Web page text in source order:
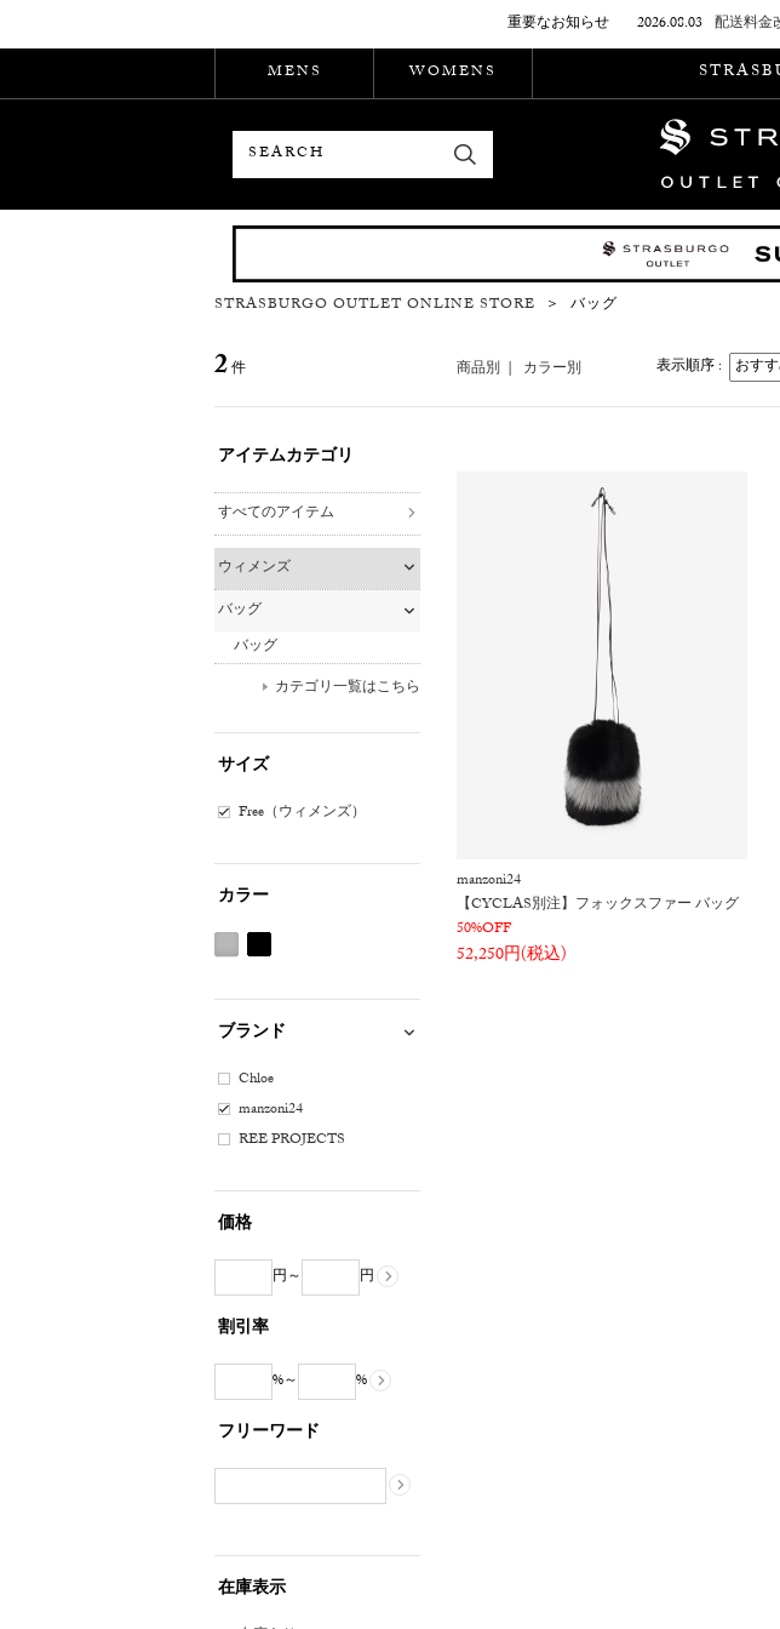
重要なお知らせ 2026.08.03 配送料金
MENS
WOMENS
STRASBURGO OUTLET ONLINE STORE ＞ バッグ
2件 商品別 | カラー別 表示順序 :
アイテムカテゴリ
すべてのアイテム
ウィメンズ
バッグ
バッグ
カテゴリ一覧はこちら
サイズ
Free（ウィメンズ）
カラー
レ
系
ラ
ッ
ク
ブランド
Chloe
manzoni24
REE PROJECTS
価格
円～ 円
割引率
%～ %
フリーワード
在庫表示
manzoni24
【CYCLAS別注】フォックスファー バッグ
50%OFF
52,250円(税込)